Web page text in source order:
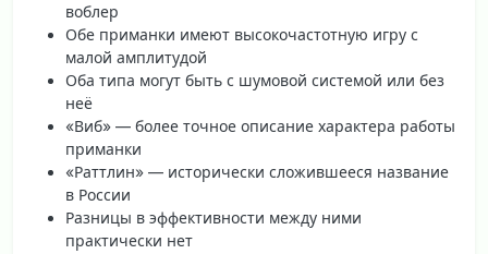
воблер
Обе приманки имеют высокочастотную игру с
малой амплитудой
Оба типа могут быть с шумовой системой или без
неё
«Виб» — более точное описание характера работы
приманки
«Раттлин» — исторически сложившееся название
в России
Разницы в эффективности между ними
практически нет